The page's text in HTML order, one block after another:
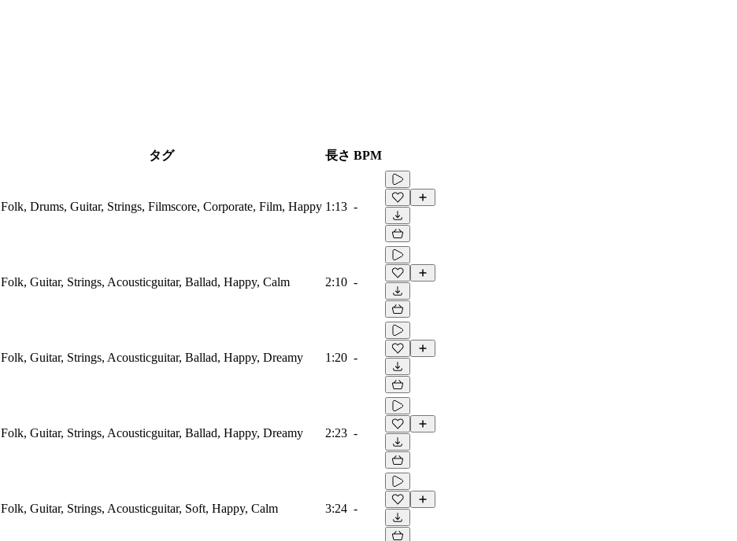
タグ 長さ BPM
Folk, Drums, Guitar, Strings, Filmscore, Corporate, Film, Happy 1:13 -
Folk, Guitar, Strings, Acousticguitar, Ballad, Happy, Calm 2:10 -
Folk, Guitar, Strings, Acousticguitar, Ballad, Happy, Dreamy 1:20 -
Folk, Guitar, Strings, Acousticguitar, Ballad, Happy, Dreamy 2:23 -
Folk, Guitar, Strings, Acousticguitar, Soft, Happy, Calm 3:24 -